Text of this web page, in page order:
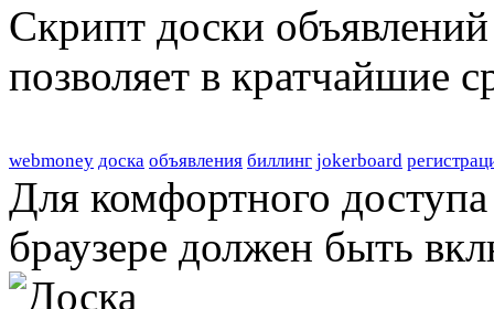
Скрипт доски
позволяет в кратчайшие
webmoney доска объявления биллинг jokerboard
Для комфортного
браузере должен быть